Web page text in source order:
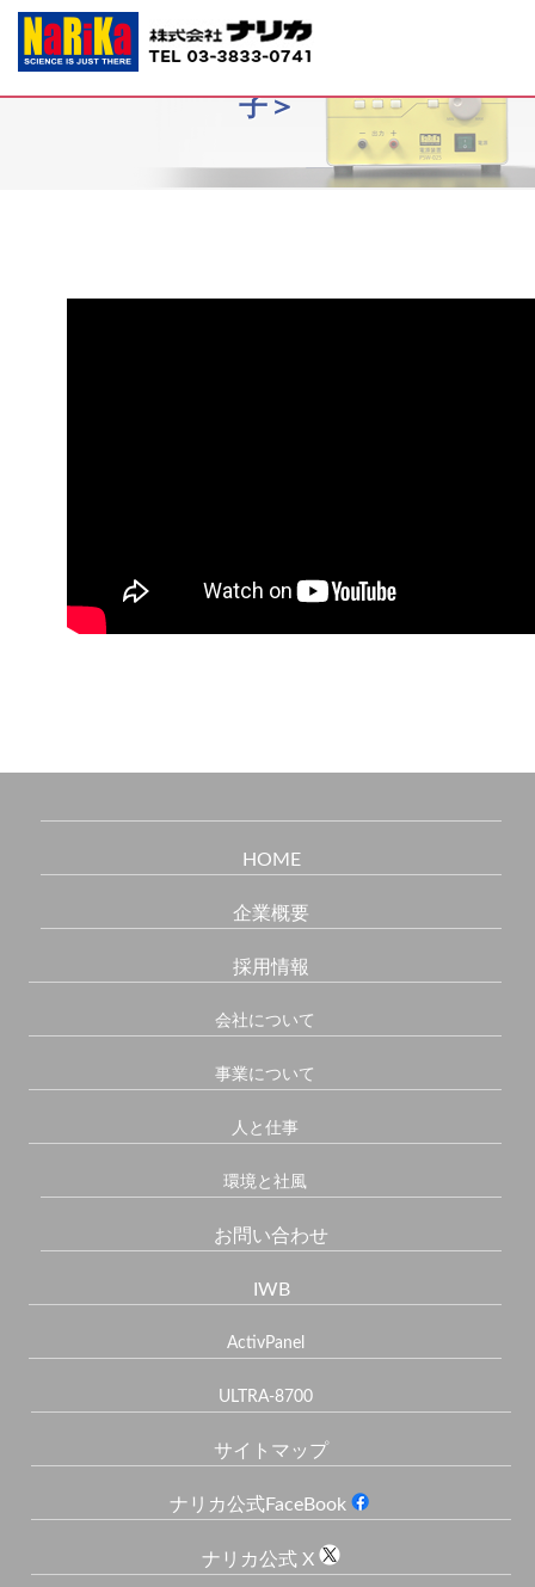
B10-5154交流確認実験器＜実験の様
子＞
HOME
企業概要
採用情報
会社について
事業について
人と仕事
環境と社風
お問い合わせ
IWB
ActivPanel
ULTRA-8700
サイトマップ
ナリカ公式FaceBook
ナリカ公式 X